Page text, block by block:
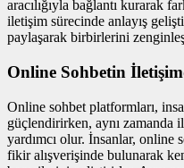
aracılığıyla bağlantı kurarak
iletişim sürecinde anlayış
paylaşarak birbirlerini
Online Sohbetin
Online sohbet platformları,
güçlendirirken, aynı zamanda
yardımcı olur. İnsanlar, online
fikir alışverişinde bulunarak